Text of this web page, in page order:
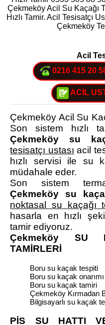
Çekmeköy Acil Su Kaçağı
Hızlı Tamir. Acil Tesisatçı
Çekmeköy
Acil
0216 415 20
ACİL
Çekmeköy Acil Su
Son sistem hızlı
Çekmeköy su
tesisatçı ustası acil
hızlı servisi ile su
müdahale eder.
Son sistem
Çekmeköy su
noktasal su kaçağı
hasarla en hızlı
tamir ediyoruz.
Çekmeköy SU
TAMİRLERİ
Boru su kaçak tespiti
Boru su kaçak onarımı
Boru su kaçak tamiri
Çekmeköy Kırmadan
Bilgisayarlı su kaçak
PİS SU HATTI